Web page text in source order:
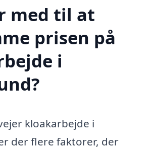
med til at
prisen på
i
kloakarbejde i
der flere faktorer, der